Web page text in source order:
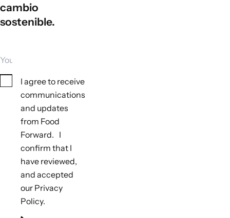
cambio
sostenible.
ConsentI agree to receive
communications
and updates
from Food
Forward. I
confirm that I
have reviewed,
and accepted
our Privacy
Policy.